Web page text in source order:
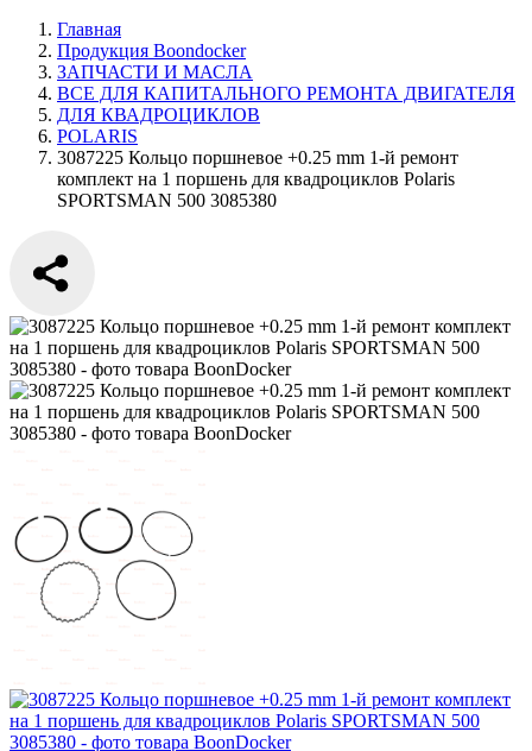
Главная
Продукция Boondocker
ЗАПЧАСТИ И МАСЛА
ВСЕ ДЛЯ КАПИТАЛЬНОГО РЕМОНТА ДВИГАТЕЛЯ
ДЛЯ КВАДРОЦИКЛОВ
POLARIS
3087225 Кольцо поршневое +0.25 mm 1-й ремонт
комплект на 1 поршень для квадроциклов Polaris
SPORTSMAN 500 3085380